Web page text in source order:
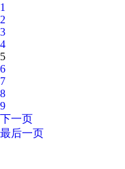
1
2
3
4
5
6
7
8
9
下一页
最后一页